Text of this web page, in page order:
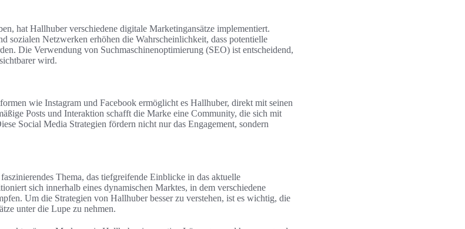
hat Hallhuber verschiedene digitale Marketingansätze implementiert.
sozialen Netzwerken erhöhen die Wahrscheinlichkeit, dass potentielle
Die Verwendung von Suchmaschinenoptimierung (SEO) ist entscheidend,
wird.
wie Instagram und Facebook ermöglicht es Hallhuber, direkt mit seinen
Posts und Interaktion schafft die Marke eine Community, die sich mit
Social Media Strategien fördern nicht nur das Engagement, sondern
Thema, das tiefgreifende Einblicke in das aktuelle
sich innerhalb eines dynamischen Marktes, in dem verschiedene
Um die Strategien von Hallhuber besser zu verstehen, ist es wichtig, die
unter die Lupe zu nehmen.